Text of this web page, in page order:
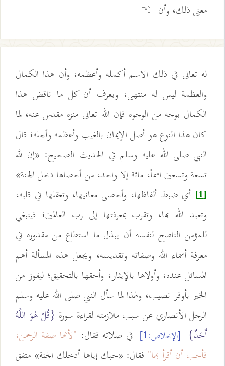
معنى ذلك، وأن
له تعالى في ذلك الاسم أكمله وأعظمه، وأن هذا الكمال
والعظمة ليس له منتهى، ويعرف أن كل ما ناقض هذا
الكمال بوجه من الوجوه فإن الله تعالى منزه مقدس عنه، لما
كان هذا النوع هو أصل الإيمان بالغيب وأعظمه وأجله؛ قال
النبي صلى الله عليه وسلم في الحديث الصحيح: «إن لله
تسعة وتسعين اسماً، مائة إلا واحد، من أحصاها دخل الجنة»
[1]
أي ضبط ألفاظها، وأحصى معانيها، وتعقلها في قلبه،
وتعبد الله بها، وتقرب بمعرفتها إلى رب العالمين؛ فينبغي
للمؤمن الناصح لنفسه أن يبذل ما استطاع من مقدوره في
معرفة أسماء الله وصفاته وتقديسه، ويجعل هذه المسألة أهم
المسائل عنده، وأولاها بالإيثار، وأحقها بالتحقيق؛ ليفوز من
الخير بأوفر نصيب، ولهذا لما سأل النبي صلى الله عليه وسلم
الرجل الأنصاري عن سبب ملازمته لقراءة سورة {قُلْ هُوَ اللَّهُ
أَحَدٌ} [الإخلاص:1] في صلاته فقال: "لأنها صفة الرحمن،
فأحب أن أقرأ بها" فقال: «حبك إياها أدخلك الجنة» متفق